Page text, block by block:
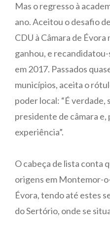
Mas o regresso à
ano. Aceitou o desafio
CDU à Câmara de
ganhou, e
em 2017. Passados
municípios, aceita o
poder local: “É verdade,
presidente de câmara
experiência”.
O cabeça de lista conta
origens em Montemor-
Évora, tendo até estes
do Sertório, onde se